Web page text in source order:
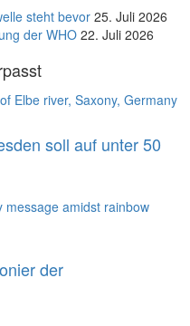
steht bevor 25. Juli 2026
der WHO 22. Juli 2026
soll auf unter 50
der